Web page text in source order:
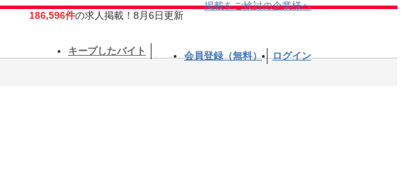
186,596件の求人掲載！8月6日更新
掲載をご検討の企業様へ
キープしたバイト 会員登録（無料） ログイン